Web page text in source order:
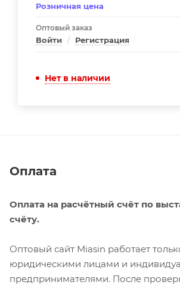
Розничная цена
Оптовый заказ
Войти / Регистрация
Нет в наличии
Оплата
Оплата на расчётный счёт по
счёту.
Оптовый сайт Miasin работает
юридическими лицами и
предпринимателями. После